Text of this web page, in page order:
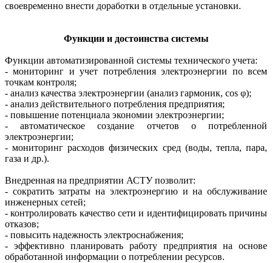
свое­временно внести доработки в отдельные установки.
Функции и достоинства системы
Функции автоматизированной системы технического учета:
- мониторинг и учет потребления электроэнергии по всем
точкам контроля;
- анализ качества электроэнергии (анализ гармоник, cos φ);
- анализ действительного потребления предприятия;
- повышение потенциала экономии электроэнергии;
- автоматическое создание отчетов о потребленной
электроэнергии;
- мониторинг расходов физических сред (воды, тепла, пара,
газа и др.).
Внедренная на предприятии АСТУ позволит:
- сократить затраты на электроэнергию и на обслуживание
инженерных сетей;
- контролировать качество сети и идентифицировать причины
отказов;
- повысить надежность электроснабжения;
- эффективно планировать работу предприятия на основе
обработанной информации о потреблении ресурсов.